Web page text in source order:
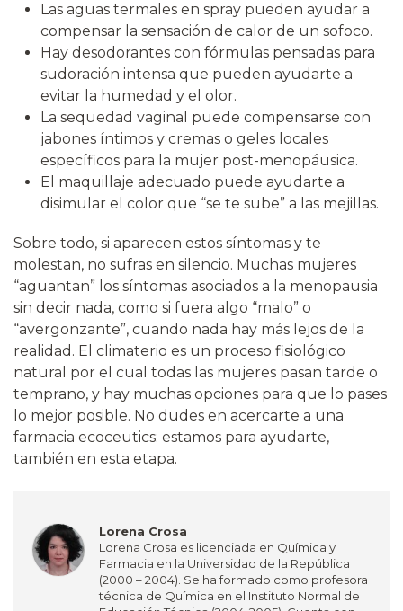
Las aguas termales en spray pueden ayudar a
compensar la sensación de calor de un sofoco.
Hay desodorantes con fórmulas pensadas para
sudoración intensa que pueden ayudarte a
evitar la humedad y el olor.
La sequedad vaginal puede compensarse con
jabones íntimos y cremas o geles locales
específicos para la mujer post-menopáusica.
El maquillaje adecuado puede ayudarte a
disimular el color que “se te sube” a las mejillas.
Sobre todo, si aparecen estos síntomas y te
molestan, no sufras en silencio. Muchas mujeres
“aguantan” los síntomas asociados a la menopausia
sin decir nada, como si fuera algo “malo” o
“avergonzante”, cuando nada hay más lejos de la
realidad. El climaterio es un proceso fisiológico
natural por el cual todas las mujeres pasan tarde o
temprano, y hay muchas opciones para que lo pases
lo mejor posible. No dudes en acercarte a una
farmacia ecoceutics: estamos para ayudarte,
también en esta etapa.
Lorena Crosa
Lorena Crosa es licenciada en Química y
Farmacia en la Universidad de la República
(2000 – 2004). Se ha formado como profesora
técnica de Química en el Instituto Normal de